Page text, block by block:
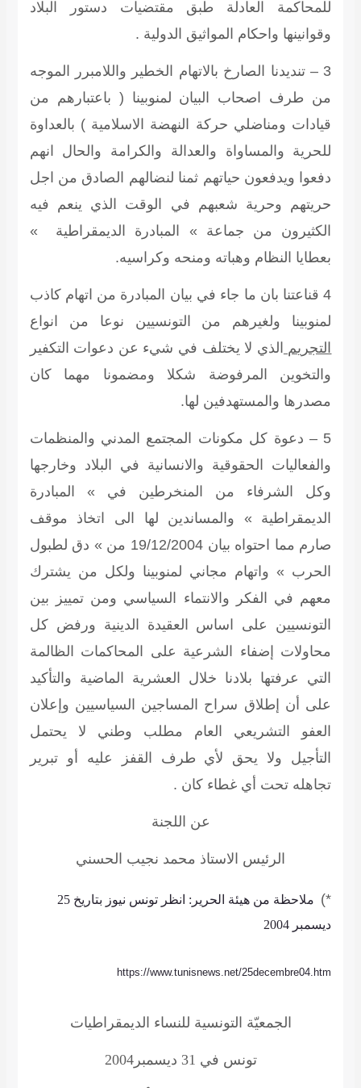
للمحاكمة العادلة طبق مقتضيات دستور البلاد
وقوانينها واحكام المواثيق الدولية .
3 – تنديدنا الصارخ بالاتهام الخطير واللامبرر الموجه
من طرف اصحاب البيان لمنوبينا ( باعتبارهم من
قيادات ومناضلي حركة النهضة الاسلامية ) بالعداوة
للحرية والمساواة والعدالة والكرامة والحال انهم
دفعوا ويدفعون حياتهم ثمنا لنضالهم الصادق من اجل
حريتهم وحرية شعبهم في الوقت الذي ينعم فيه
الكثيرون من جماعة » المبادرة الديمقراطية »
بعطايا النظام وهباته ومنحه وكراسيه.
4 قناعتنا بان ما جاء في بيان المبادرة من اتهام كاذب
لمنوبينا ولغيرهم من التونسيين نوعا من انواع
التجريم الذي لا يختلف في شيء عن دعوات التكفير
والتخوين المرفوضة شكلا ومضمونا مهما كان
مصدرها والمستهدفين لها.
5 – دعوة كل مكونات المجتمع المدني والمنظمات
والفعاليات الحقوقية والانسانية في البلاد وخارجها
وكل الشرفاء من المنخرطين في » المبادرة
الديمقراطية » والمساندين لها الى اتخاذ موقف
صارم مما احتواه بيان 19/12/2004 من » دق لطبول
الحرب » واتهام مجاني لمنوبينا ولكل من يشترك
معهم في الفكر والانتماء السياسي ومن تمييز بين
التونسيين على اساس العقيدة الدينية ورفض كل
محاولات إضفاء الشرعية على المحاكمات الظالمة
التي عرفتها بلادنا خلال العشرية الماضية والتأكيد
على أن إطلاق سراح المساجين السياسيين وإعلان
العفو التشريعي العام مطلب وطني لا يحتمل
التأجيل ولا يحق لأي طرف القفز عليه أو تبرير
تجاهله تحت أي غطاء كان .
عن اللجنة
الرئيس الاستاذ محمد نجيب الحسني
*)
ملاحظة من هيئة الحرير: انظر تونس نيوز بتاريخ 25
ديسمبر 2004
https://www.tunisnews.net/25decembre04.htm
الجمعيّة التونسية للنساء الديمقراطيات
تونس في 31 ديسمبر2004